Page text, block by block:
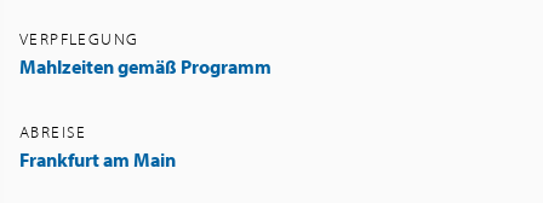
VERPFLEGUNG
Mahlzeiten gemäß Programm
ABREISE
Frankfurt am Main